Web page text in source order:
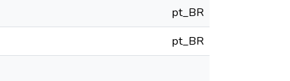
pt_BR
pt_BR